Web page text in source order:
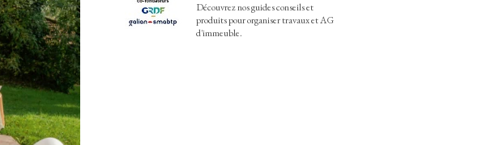
Découvrez nos guides conseils et
produits pour organiser travaux et AG
d'immeuble.